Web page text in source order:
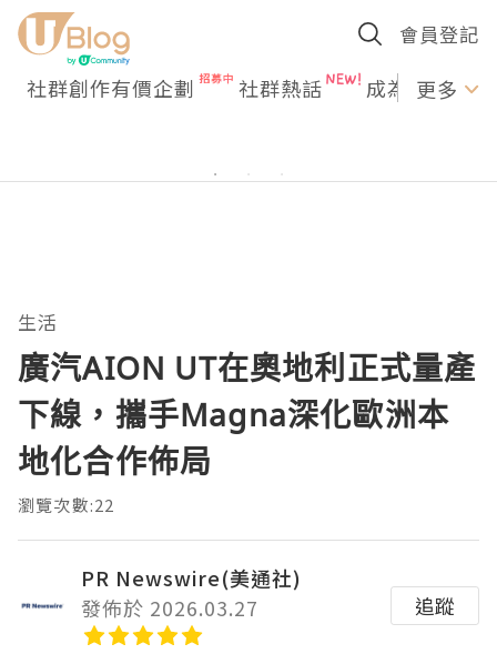
會員登記
社群創作有價企劃 社群熱話 成為U更多
生活
廣汽AION UT在奧地利正式量產
下線，攜手Magna深化歐洲本
地化合作佈局
瀏覽次數:22
PR Newswire(美通社)
發佈於 2026.03.27
追蹤